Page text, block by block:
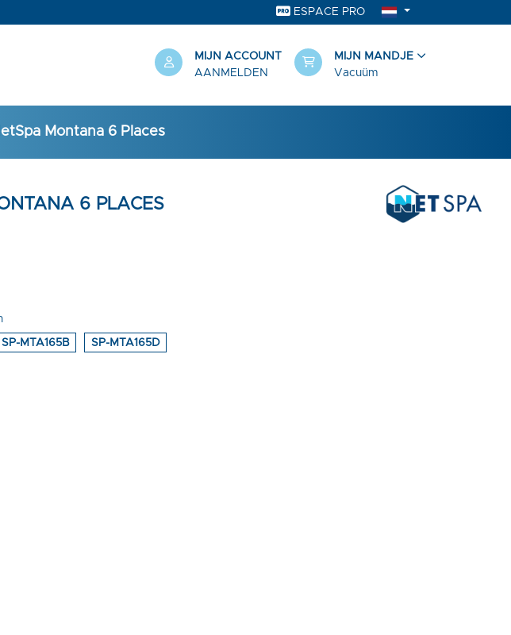
ESPACE PRO
MIJN ACCOUNT
AANMELDEN
MIJN MANDJE
Vacuüm
Montana 6 Places
6 PLACES
SP-MTA165B SP-MTA165D